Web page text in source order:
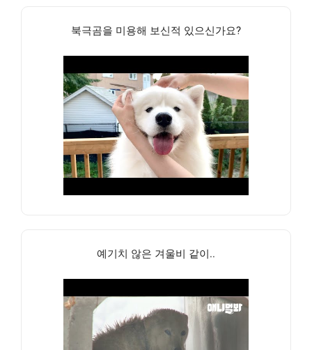
북극곰을 미용해 보신적 있으신가요?
예기치 않은 겨울비 같이..